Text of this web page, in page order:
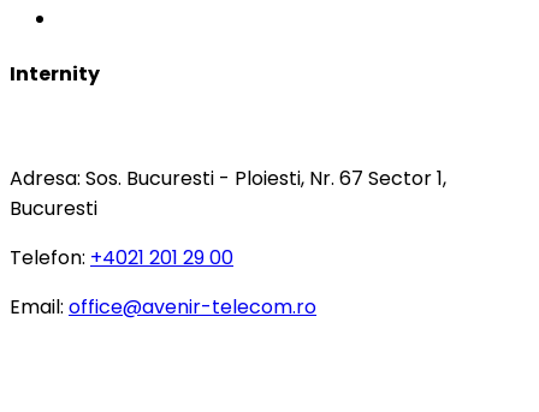
Internity
Adresa: Sos. Bucuresti - Ploiesti, Nr. 67 Sector 1,
Bucuresti
Telefon: +4021 201 29 00
Email: office@avenir-telecom.ro
Folosim
cookie-
uri
pentru
asigura
functionarea
corecta